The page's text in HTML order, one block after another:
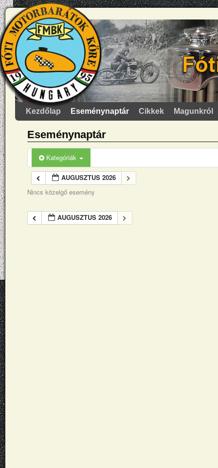
Kezdőlap Eseménynaptár Cikkek Magunkról
Eseménynaptár
Kategóriák
AUGUSZTUS 2026
Nincs közelgő esemény
AUGUSZTUS 2026